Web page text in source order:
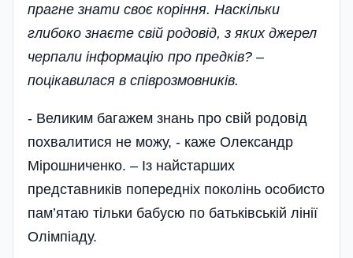
прагне знати своє коріння. Наскільки
глибоко знаєте свій родовід, з яких джерел
черпали інформацію про предків? –
поцікавилася в співрозмовників.
- Великим багажем знань про свій родовід
похвалитися не можу, - каже Олександр
Мірошниченко. – Із найстарших
представників попередніх поколінь особисто
пам’ятаю тільки бабусю по батьківській лінії
Олімпіаду.